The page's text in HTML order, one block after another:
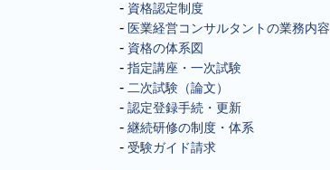
資格認定制度
医業経営コンサルタントの業務内容
資格の体系図
指定講座・一次試験
二次試験（論文）
認定登録手続・更新
継続研修の制度・体系
受験ガイド請求